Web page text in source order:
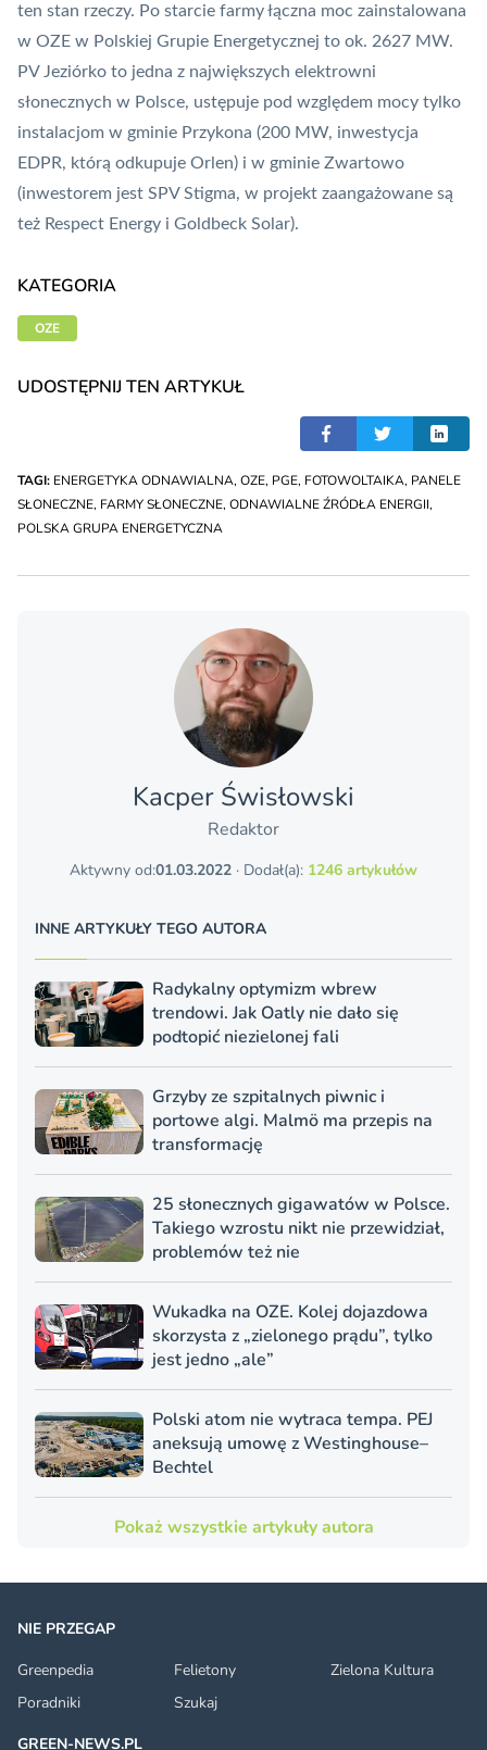
ten stan rzeczy. Po starcie farmy łączna moc zainstalowana
w OZE w Polskiej Grupie Energetycznej to ok. 2627 MW.
PV Jeziórko to jedna z największych elektrowni
słonecznych w Polsce, ustępuje pod względem mocy tylko
instalacjom w gminie Przykona (200 MW, inwestycja
EDPR, którą odkupuje Orlen) i w gminie Zwartowo
(inwestorem jest SPV Stigma, w projekt zaangażowane są
też Respect Energy i Goldbeck Solar).
KATEGORIA
OZE
UDOSTĘPNIJ TEN ARTYKUŁ
TAGI: ENERGETYKA ODNAWIALNA, OZE, PGE, FOTOWOLTAIKA, PANELE
SŁONECZNE, FARMY SŁONECZNE, ODNAWIALNE ŹRÓDŁA ENERGII,
POLSKA GRUPA ENERGETYCZNA
Kacper Świsło­wski
Redaktor
Aktywny od:01.03.2022 · Dodał(a): 1246 artykułów
INNE ARTYKUŁY TEGO AUTORA
Radykalny optymizm wbrew
trendowi. Jak Oatly nie dało się
podtopić niezielonej fali
Grzyby ze szpitalnych piwnic i
portowe algi. Malmö ma przepis na
transformację
25 słonecznych gigawatów w Polsce.
Takiego wzrostu nikt nie przewidział,
problemów też nie
Wukadka na OZE. Kolej dojazdowa
skorzysta z „zielonego prądu”, tylko
jest jedno „ale”
Polski atom nie wytraca tempa. PEJ
aneksują umowę z Westinghouse–
Bechtel
Pokaż wszystkie artykuły autora
NIE PRZEGAP
Greenpedia
Felietony
Zielona Kultura
Poradniki
Szukaj
GREEN-NEWS.PL